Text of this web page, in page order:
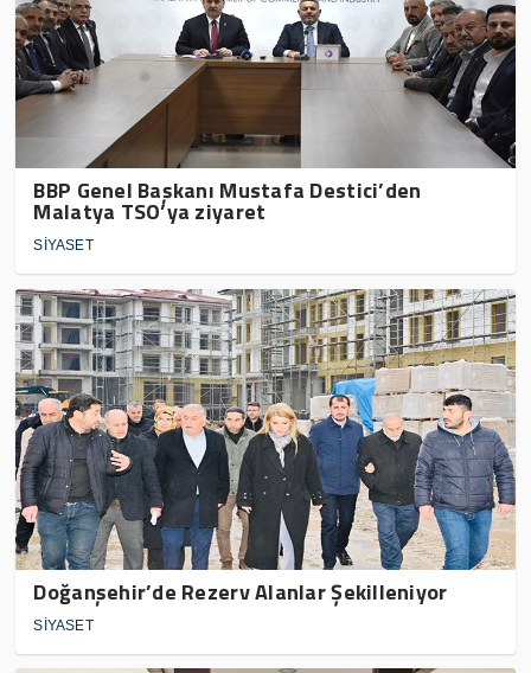
BBP Genel Başkanı Mustafa Destici’den
Malatya TSO’ya ziyaret
SİYASET
Doğanşehir’de Rezerv Alanlar Şekilleniyor
SİYASET